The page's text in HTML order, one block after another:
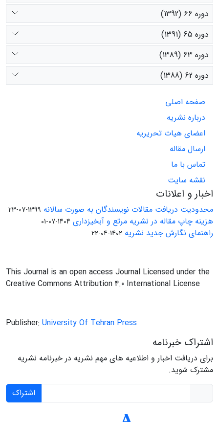
دوره 66 (1392)
دوره 65 (1391)
دوره 63 (1389)
دوره 62 (1388)
صفحه اصلی
درباره نشریه
اعضای هیات تحریریه
ارسال مقاله
تماس با ما
نقشه سایت
اخبار و اعلانات
محدودیت دریافت مقالات نویسندگان به صورت سالانه 1399-07-23
هزینه چاپ مقاله در نشریه مرتع و آبخیزداری 1404-07-01
راهنمای نگارش جدید نشریه 1402-04-22
This Journal is an open access Journal Licensed under the
Creative Commons Attribution 4.0 International License
Publisher: University Of Tehran Press
اشتراک خبرنامه
برای دریافت اخبار و اطلاعیه های مهم نشریه در خبرنامه نشریه
مشترک شوید.
اشتراک